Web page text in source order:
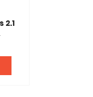
2.1
&
2.1